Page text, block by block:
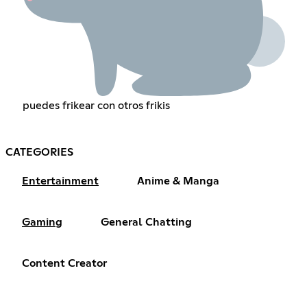
puedes frikear con otros frikis
CATEGORIES
Entertainment Anime & Manga
Gaming General Chatting
Content Creator